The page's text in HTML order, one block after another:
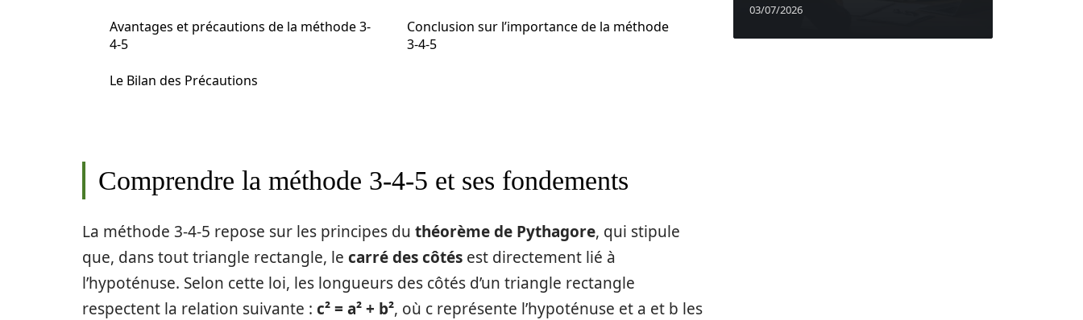
Avantages et précautions de la méthode 3-
4-5
Le Bilan des Précautions
Conclusion sur l’importance de la méthode
3-4-5
Comprendre la méthode 3-4-5 et ses fondements
La méthode 3-4-5 repose sur les principes du théorème de Pythagore, qui stipule
que, dans tout triangle rectangle, le carré des côtés est directement lié à
l’hypoténuse. Selon cette loi, les longueurs des côtés d’un triangle rectangle
respectent la relation suivante : c² = a² + b², où c représente l’hypoténuse et a et b les
03/07/2026